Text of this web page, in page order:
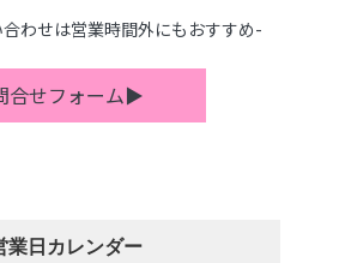
わせは営業時間外にもおすすめ-
合せフォーム▶